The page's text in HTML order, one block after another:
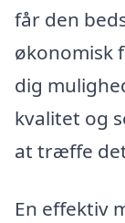
får den
økonomisk
dig
kvalitet og
at træffe
En effektiv